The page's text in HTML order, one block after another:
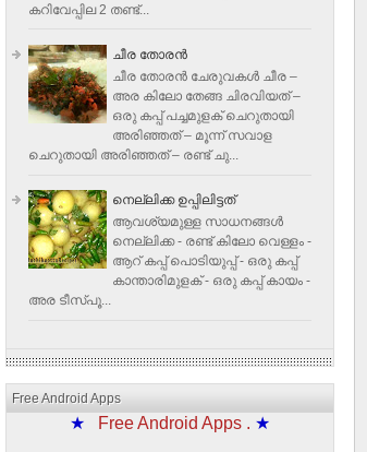
കറിവേപ്പില 2 തണ്ട്...
ചീര തോരന്‍
ചീര തോരന്‍ ചേരുവകള്‍ ചീര –
അര കിലോ തേങ്ങ ചിരവിയത് –
ഒരു കപ്പ് പച്ചമുളക് ചെറുതായി
അരിഞ്ഞത് – മൂന്ന് സവാള
ചെറുതായി അരിഞ്ഞത് – രണ്ട് ചു...
നെല്ലിക്ക ഉപ്പിലിട്ടത്
ആവശ്യമുള്ള സാധനങ്ങള്‍
നെല്ലിക്ക - രണ്ട് കിലോ വെള്ളം -
ആറ് കപ്പ് പൊടിയുപ്പ് - ഒരു കപ്പ്
കാന്താരിമുളക് - ഒരു കപ്പ് കായം -
അര ടീസ്പൂ...
Free Android Apps
★ Free Android Apps . ★